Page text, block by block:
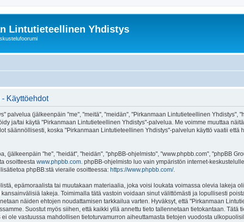
Lintutieteellinen Yhdistys
Käyttöehdot
palvelua (jälkeenpäin "me", "meitä", "meidän", "Pirkanmaan Lintutieteellinen Yhdistys",
ja/tai käytä "Pirkanmaan Lintutieteellinen Yhdistys"-palvelua. Me voimme muuttaa
säännöllisesti, koska "Pirkanmaan Lintutieteellinen Yhdistys"-palvelun käyttö vaatii että
(jälkeenpäin "he", "heidät", "heidän", "phpBB-ohjelmisto", "www.phpbb.com", "phpBB
osoitteesta www.phpbb.com . phpBB-ohjelmisto luo vain ympäristön internet-
phpBB:stä vieraile osoitteessa: https://www.phpbb.com/.
epämoraalista tai muutakaan materiaalia, joka voisi loukata voimassa olevia lakeja
lakeja. Toimimalla tätä vastoin voidaan sinut välittömästi ja lopullisesti
näiden ehtojen noudattamisen tarkkailua varten. Hyväksyt, että "Pirkanmaan
Suostut myös siihen, että kaikki yllä annettu tieto tallennetaan tietokantaan.
ole vastuussa mahdollisen tietoturvamurron aiheuttamasta tietojen vuodosta